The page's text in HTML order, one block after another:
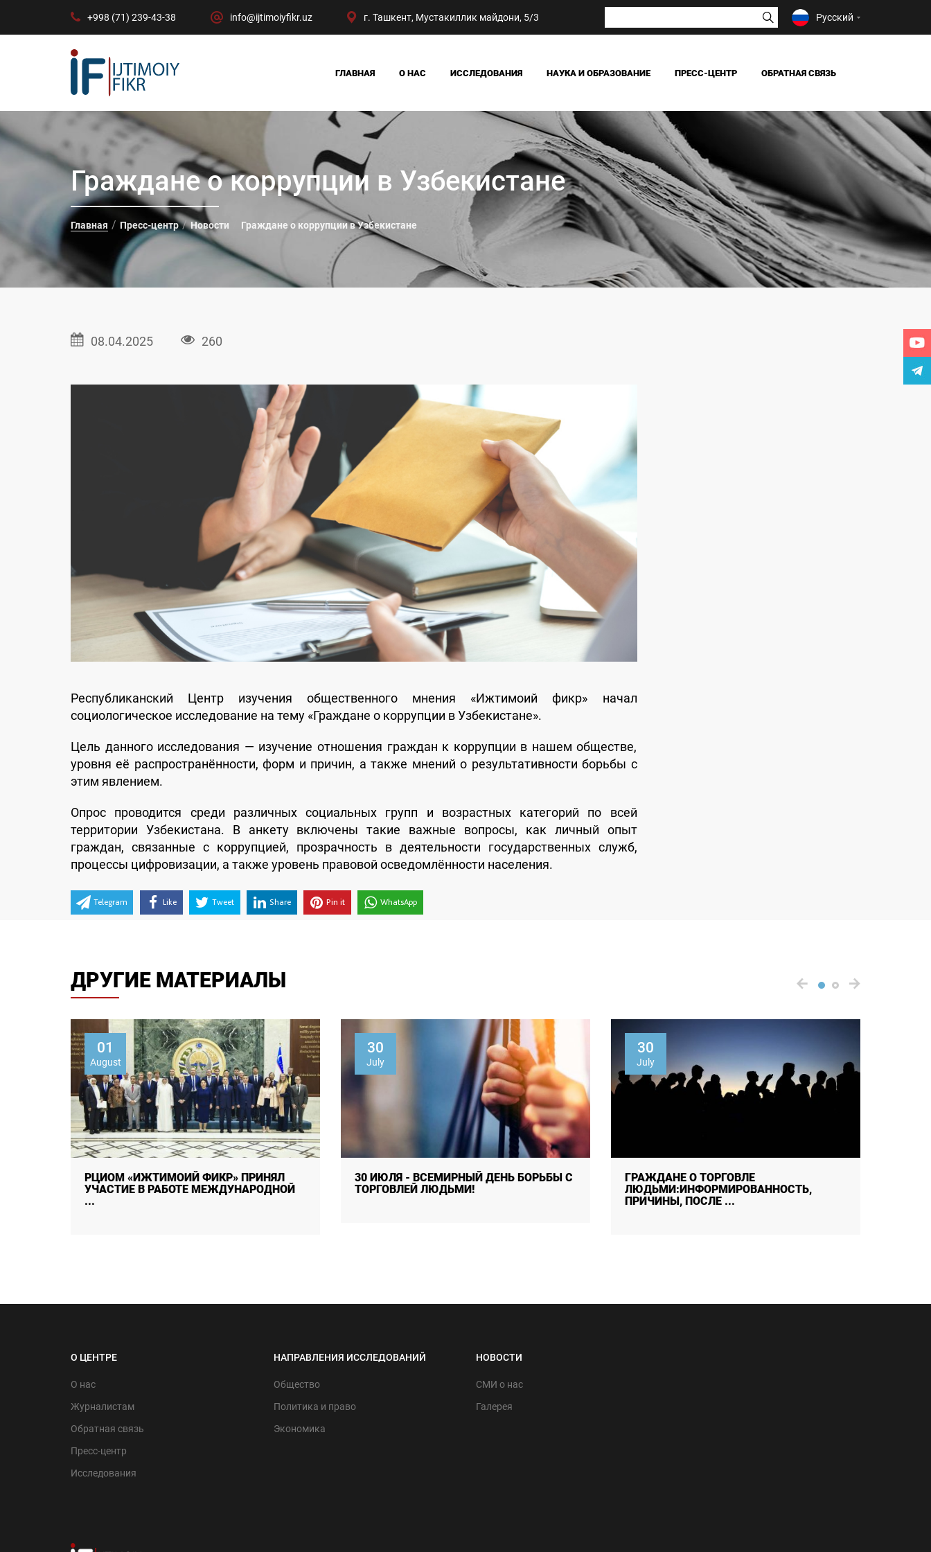
+998 (71) 239-43-38 info@ijtimoiyfikr.uz г. Ташкент, Мустакиллик майдони, 5/3 Русский
ГЛАВНАЯ О НАС
НАШИ ДОСТИЖЕНИЯ
ИССЛЕДОВАНИЯ
ОБЩЕСТВО
ПОЛИТИКА И ПРАВО
ЭКОНОМИКА
НАУКА И ОБРАЗОВАНИЕ ПРЕСС-ЦЕНТР
НОВОСТИ
ОБРАТНАЯ СВЯЗЬ
Граждане о коррупции в Узбекистане
Главная Пресс-центр Новости Граждане о коррупции в Узбекистане
08.04.2025 260
Республиканский Центр изучения общественного мнения «Ижтимоий фикр» начал
социологическое исследование на тему «Граждане о коррупции в Узбекистане».
Цель данного исследования — изучение отношения граждан к коррупции в нашем обществе,
уровня её распространённости, форм и причин, а также мнений о результативности борьбы с
этим явлением.
Опрос проводится среди различных социальных групп и возрастных категорий по всей
территории Узбекистана. В анкету включены такие важные вопросы, как личный опыт
граждан, связанные с коррупцией, прозрачность в деятельности государственных служб,
процессы цифровизации, а также уровень правовой осведомлённости населения.
Telegram Like Tweet Share Pin it WhatsApp
ДРУГИЕ МАТЕРИАЛЫ
01
August
РЦИОМ «ИЖТИМОИЙ ФИКР» ПРИНЯЛ
УЧАСТИЕ В РАБОТЕ МЕЖДУНАРОДНОЙ
...
30
July
30 ИЮЛЯ - ВСЕМИРНЫЙ ДЕНЬ БОРЬБЫ С
ТОРГОВЛЕЙ ЛЮДЬМИ!
30
July
ГРАЖДАНЕ О ТОРГОВЛЕ
ЛЮДЬМИ:ИНФОРМИРОВАННОСТЬ,
ПРИЧИНЫ, ПОСЛЕ ...
О ЦЕНТРЕ
О нас
Журналистам
Обратная связь
Пресс-центр
Исследования
НАПРАВЛЕНИЯ ИССЛЕДОВАНИЙ
Общество
Политика и право
Экономика
НОВОСТИ
СМИ о нас
Галерея